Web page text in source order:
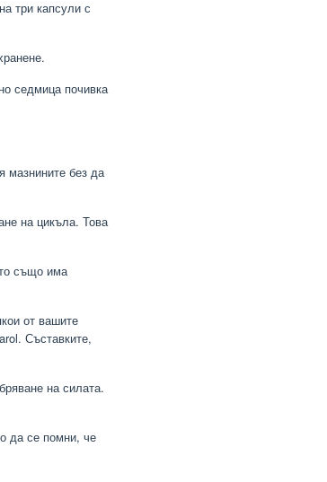
три капсули с
седмица почивка
мазнините без да
на цикъла. Това
също има
от вашите
Съставките,
на силата.
да се помни, че